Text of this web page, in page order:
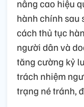
nâng cao hiệu
hành chính sau
cách thủ tục
người dân và
tăng cường kỷ
trách nhiệm
trạng né tránh,